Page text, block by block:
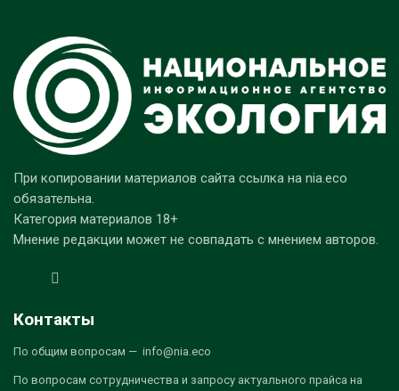
При копировании материалов сайта ссылка на nia.eco
обязательна.
Категория материалов 18+
Мнение редакции может не совпадать с мнением авторов.
Контакты
По общим вопросам — info@nia.eco
По вопросам сотрудничества и запросу актуального прайса на